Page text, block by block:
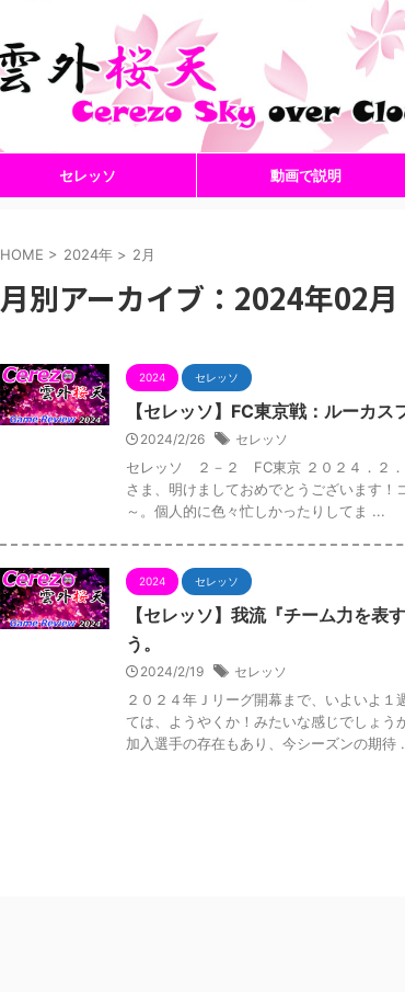
セレッソ 動画で説明
HOME > 2024年 > 2月
月別アーカイブ：2024年02月
2024 セレッソ
【セレッソ】FC東京戦：ルーカス
2024/2/26 セレッソ
セレッソ ２－２ FC東京 ２０２４．２
さま、明けましておめでとうございます
～。個人的に色々忙しかったりしてま ...
2024 セレッソ
【セレッソ】我流『チーム力を表
う。
2024/2/19 セレッソ
２０２４年Ｊリーグ開幕まで、いよいよ
ては、ようやくか！みたいな感じでしょ
加入選手の存在もあり、今シーズンの期待